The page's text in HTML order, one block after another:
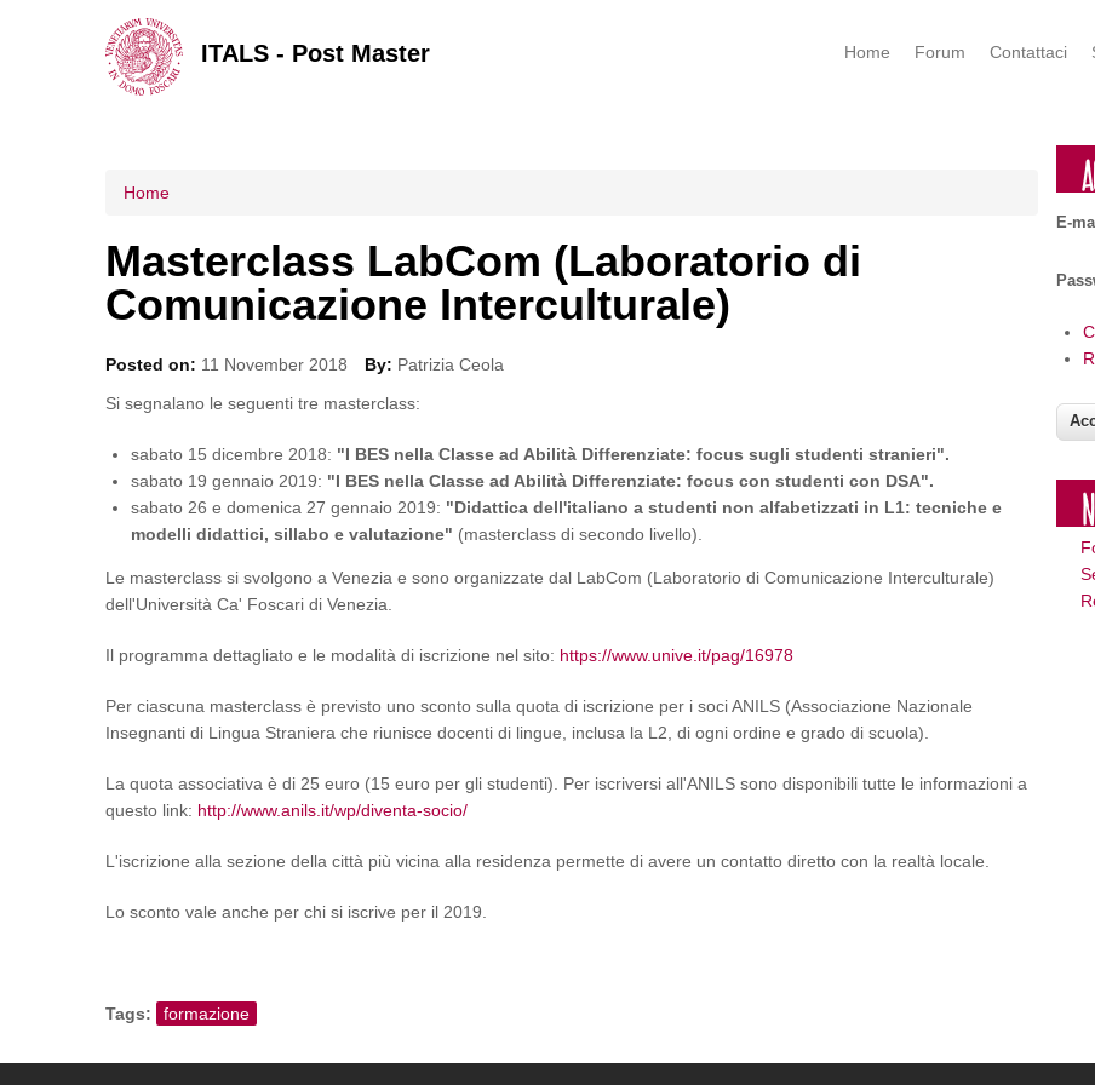
ITALS - Post Master Home Forum Contattaci
Tu sei qui
Home
Masterclass LabCom (Laboratorio di
Comunicazione Interculturale)
Posted on: 11 November 2018 By: Patrizia Ceola
Si segnalano le seguenti tre masterclass:
sabato 15 dicembre 2018: "I BES nella Classe ad Abilità Differenziate: focus sugli studenti stranieri".
sabato 19 gennaio 2019: "I BES nella Classe ad Abilità Differenziate: focus con studenti con DSA".
sabato 26 e domenica 27 gennaio 2019: "Didattica dell'italiano a studenti non alfabetizzati in L1: tecniche e
modelli didattici, sillabo e valutazione" (masterclass di secondo livello).
Le masterclass si svolgono a Venezia e sono organizzate dal LabCom (Laboratorio di Comunicazione Interculturale)
dell'Università Ca' Foscari di Venezia.
Il programma dettagliato e le modalità di iscrizione nel sito: https://www.unive.it/pag/16978
Per ciascuna masterclass è previsto uno sconto sulla quota di iscrizione per i soci ANILS (Associazione Nazionale
Insegnanti di Lingua Straniera che riunisce docenti di lingue, inclusa la L2, di ogni ordine e grado di scuola).
La quota associativa è di 25 euro (15 euro per gli studenti). Per iscriversi all'ANILS sono disponibili tutte le informazioni a
questo link: http://www.anils.it/wp/diventa-socio/
L'iscrizione alla sezione della città più vicina alla residenza permette di avere un contatto diretto con la realtà locale.
Lo sconto vale anche per chi si iscrive per il 2019.
Tags: formazione
E-